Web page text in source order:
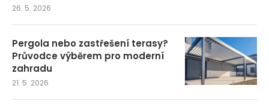
26. 5. 2026
Pergola nebo zastřešení terasy?
Průvodce výběrem pro moderní
zahradu
21. 5. 2026